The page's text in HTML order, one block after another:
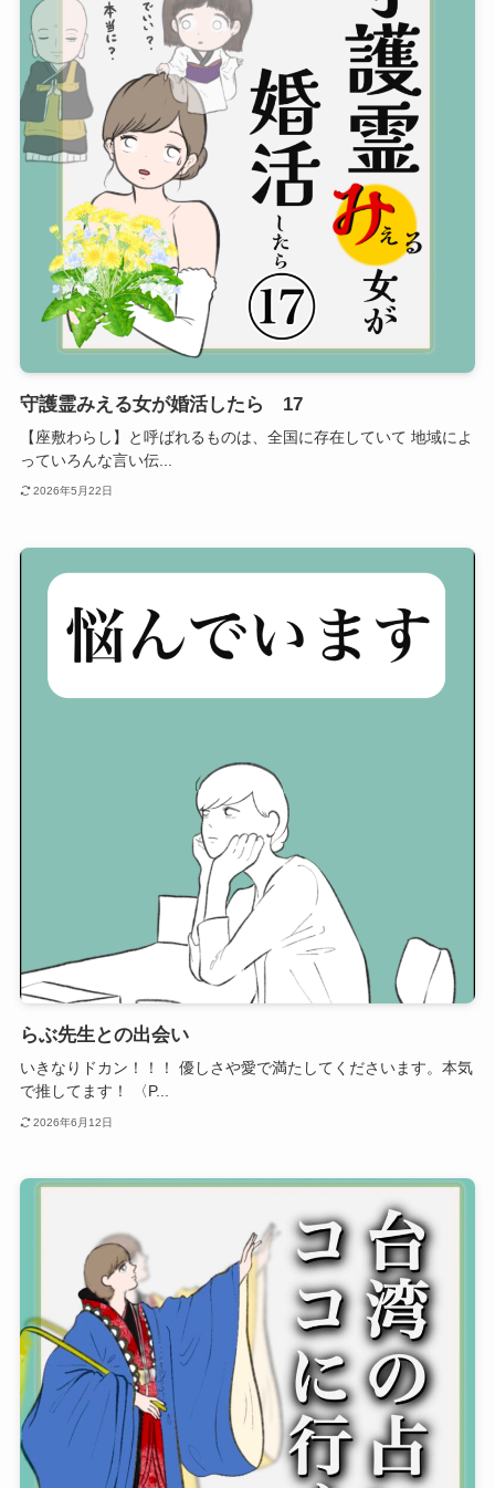
守護霊みえる女が婚活したら 17
【座敷わらし】と呼ばれるものは、全国に存在していて 地域によ
っていろんな言い伝...
2026年5月22日
らぶ先生との出会い
いきなりドカン！！！ 優しさや愛で満たしてくださいます。本気
で推してます！ 〈P...
2026年6月12日